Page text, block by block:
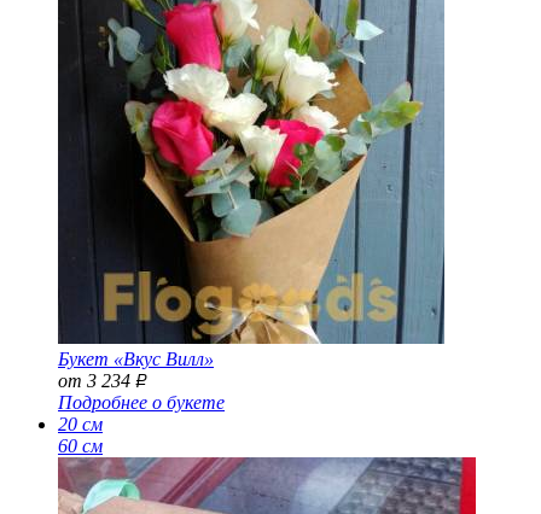
Букет «Вкус Вилл»
от 3 234 Р
Подробнее о букете
20 см
60 см